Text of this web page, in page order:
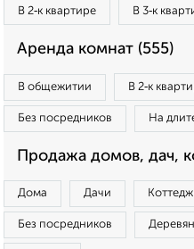
В 2‑к квартире В 3‑к
Аренда комнат (555)
В общежитии В 2‑к
Без посредников На
Продажа домов, дач,
Дома Дачи
Без посредников